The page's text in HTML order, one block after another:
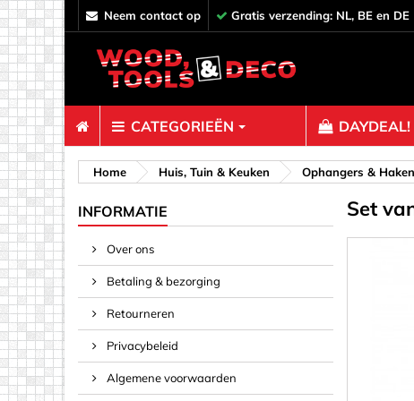
neem contact op Gratis verzending: NL, BE en DE
CATEGORIEËN
Bevestigers
Bouten &
Klemmen,
Pinnen &
DAYDEAL!
Home Huis, Tuin & Keuken Ophangers & Haken
INFORMATIE
Over ons
Betaling & bezorging
Retourneren
Privacybeleid
Algemene voorwaarden
Set